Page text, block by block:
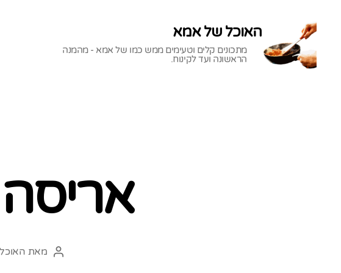
האוכל של אמא
מתכונים קלים וטעימים ממש כמו של אמא - מהמנה
הראשונה ועד לקינוח.
המחבר
מאת